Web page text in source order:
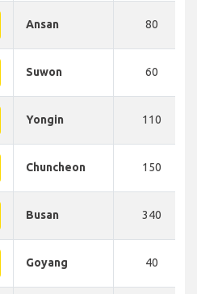
Ansan 80
Suwon 60
Yongin 110
Chuncheon 150
Busan 340
Goyang 40